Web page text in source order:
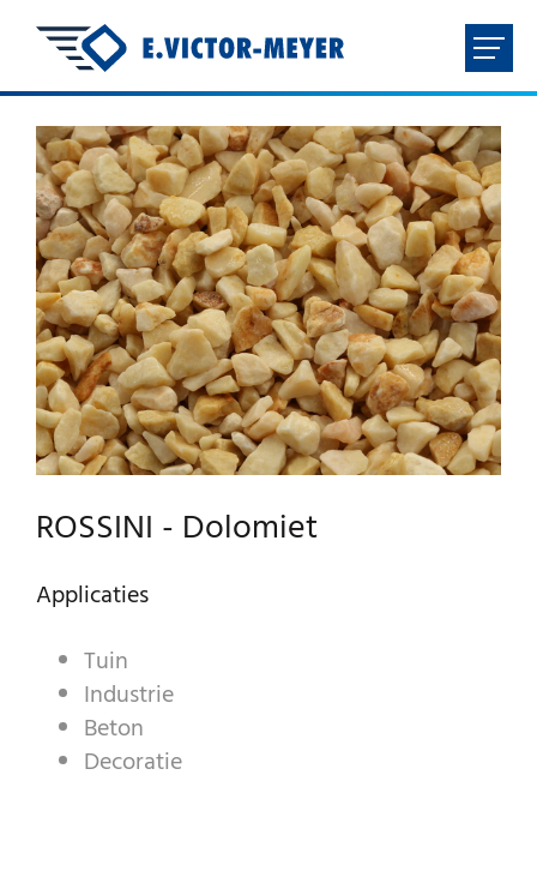
HOME
BEDRIJF
PRODUCTEN
DOWNLOADS
CONTACT
INDUSTRIËLE PRODUCTEN
FR NL EN DE
ROSSINI - Dolomiet
Applicaties
Tuin
Industrie
Beton
Decoratie